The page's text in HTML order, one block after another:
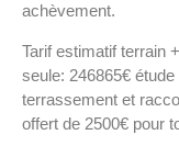
achèvement.
Tarif estimatif terrain
seule: 246865€
terrassement et
offert de 2500€ pour